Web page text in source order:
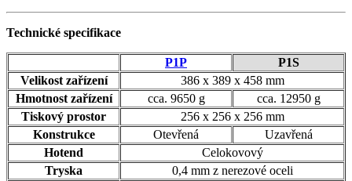
Technické specifikace
P1P
P1S
Velikost zařízení
386 x 389 x 458 mm
Hmotnost zařízení
cca. 9650 g
cca. 12950 g
Tiskový prostor
256 x 256 x 256 mm
Konstrukce
Otevřená
Uzavřená
Hotend
Celokovový
Tryska
0,4 mm z nerezové oceli